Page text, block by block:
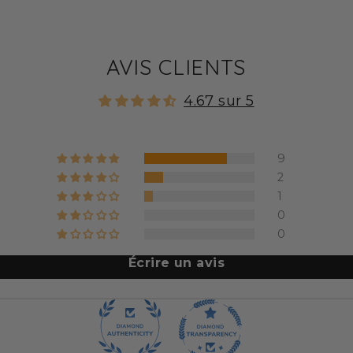
pour vous aider à perdre du poids
penne protéinéesparce qu'elles sont à la
(Une portion de 50 g vous apporte 18 g de
conviennent également pour les personnes qui
1 de votre régime hyperprotéiné (Phase 1 - Minceur).
hyperprotéiné a été sélectionné sur le marché de la
protéinés pour le régime hyperprotéiné
gamme de pâtes et sauces protéinées
AVIS CLIENTS
4.67 sur 5
9
2
1
0
0
Écrire un avis